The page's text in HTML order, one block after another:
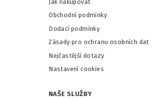
Jak nakupovat
Obchodní podmínky
Dodací podmínky
Zásady pro ochranu osobních dat
Nejčastější dotazy
Nastavení cookies
NAŠE SLUŽBY